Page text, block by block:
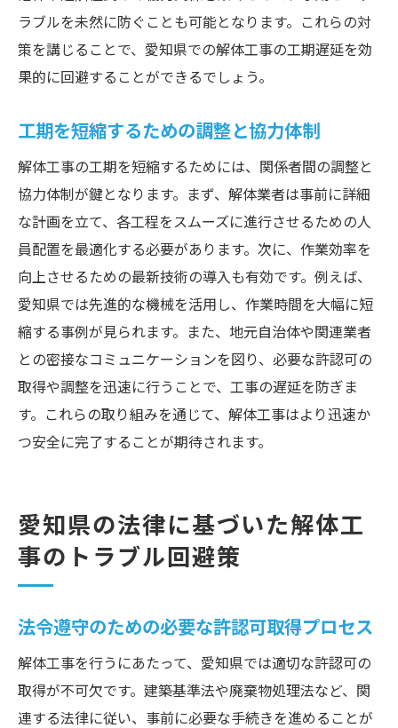
ラブルを未然に防ぐことも可能となります。これらの対
策を講じることで、愛知県での解体工事の工期遅延を効
果的に回避することができるでしょう。
工期を短縮するための調整と協力体制
解体工事の工期を短縮するためには、関係者間の調整と
協力体制が鍵となります。まず、解体業者は事前に詳細
な計画を立て、各工程をスムーズに進行させるための人
員配置を最適化する必要があります。次に、作業効率を
向上させるための最新技術の導入も有効です。例えば、
愛知県では先進的な機械を活用し、作業時間を大幅に短
縮する事例が見られます。また、地元自治体や関連業者
との密接なコミュニケーションを図り、必要な許認可の
取得や調整を迅速に行うことで、工事の遅延を防ぎま
す。これらの取り組みを通じて、解体工事はより迅速か
つ安全に完了することが期待されます。
愛知県の法律に基づいた解体工
事のトラブル回避策
法令遵守のための必要な許認可取得プロセス
解体工事を行うにあたって、愛知県では適切な許認可の
取得が不可欠です。建築基準法や廃棄物処理法など、関
連する法律に従い、事前に必要な手続きを進めることが